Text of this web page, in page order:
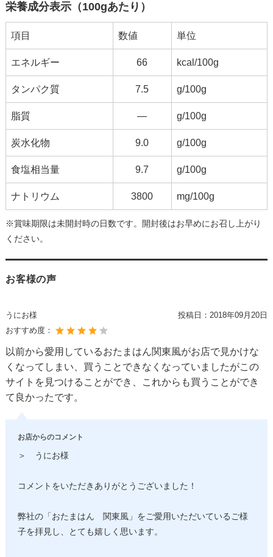
栄養成分表示（100gあたり）
項目 数値 単位
エネルギー 66 kcal/100g
タンパク質 7.5 g/100g
脂質 ― g/100g
炭水化物 9.0 g/100g
食塩相当量 9.7 g/100g
ナトリウム 3800 mg/100g
※賞味期限は未開封時の日数です。開封後はお早めにお召し上がり
ください。
お客様の声
うにお様 投稿日： 2018年09月20日
おすすめ度：
以前から愛用しているおたまはん関東風がお店で見かけな
くなってしまい、買うことできなくなっていましたがこの
サイトを見つけることができ、これからも買うことができ
て良かったです。
お店からのコメント
＞ うにお様
コメントをいただきありがとうございました！
弊社の「おたまはん 関東風」をご愛用いただいているご様
子を拝見し、とても嬉しく思います。